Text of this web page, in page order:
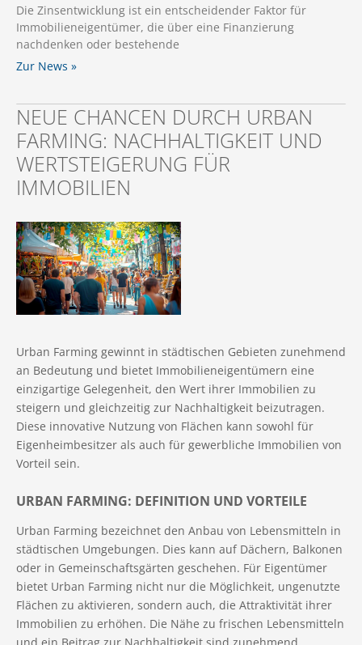
Die Zinsentwicklung ist ein entscheidender Faktor für
Immobilieneigentümer, die über eine Finanzierung
nachdenken oder bestehende
Zur News »
NEUE CHANCEN DURCH URBAN
FARMING: NACHHALTIGKEIT UND
WERTSTEIGERUNG FÜR
IMMOBILIEN
Urban Farming gewinnt in städtischen Gebieten zunehmend
an Bedeutung und bietet Immobilieneigentümern eine
einzigartige Gelegenheit, den Wert ihrer Immobilien zu
steigern und gleichzeitig zur Nachhaltigkeit beizutragen.
Diese innovative Nutzung von Flächen kann sowohl für
Eigenheimbesitzer als auch für gewerbliche Immobilien von
Vorteil sein.
URBAN FARMING: DEFINITION UND VORTEILE
Urban Farming bezeichnet den Anbau von Lebensmitteln in
städtischen Umgebungen. Dies kann auf Dächern, Balkonen
oder in Gemeinschaftsgärten geschehen. Für Eigentümer
bietet Urban Farming nicht nur die Möglichkeit, ungenutzte
Flächen zu aktivieren, sondern auch, die Attraktivität ihrer
Immobilien zu erhöhen. Die Nähe zu frischen Lebensmitteln